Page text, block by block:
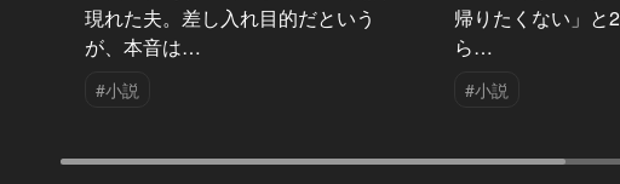
現れた夫。差し入れ目的だという
が、本音は…
#小説
帰りたくない」と
ら…
#小説